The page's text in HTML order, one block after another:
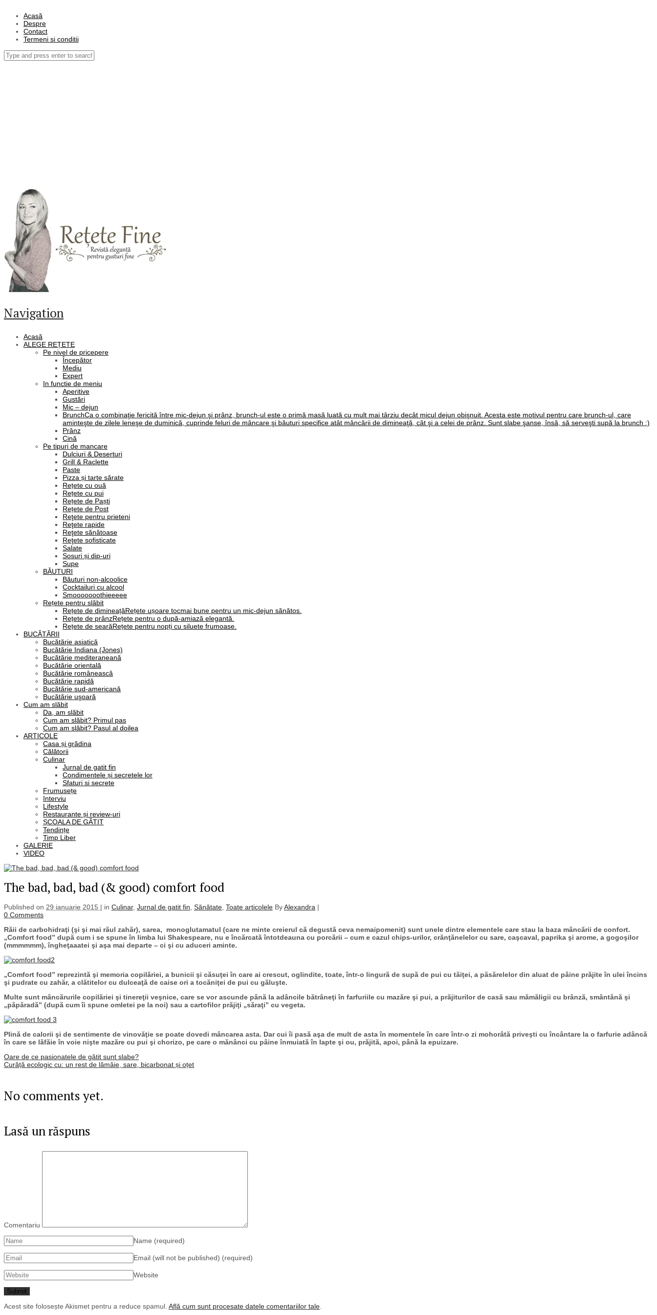
Acasă
Despre
Contact
Termeni si conditii
Navigation
Acasă
ALEGE REȚETE
Pe nivel de pricepere
Începător
Mediu
Expert
In functie de meniu
Aperitive
Gustări
Mic – dejun
BrunchCa o combinaţie fericită între mic-dejun şi prânz, brunch-ul este o primă masă luată cu mult mai târziu decât micul dejun obişnuit. Acesta este motivul pentru care brunch-ul, care
aminteşte de zilele leneşe de duminică, cuprinde feluri de mâncare şi băuturi specifice atât mâncării de dimineaţă, cât şi a celei de prânz. Sunt slabe şanse, însă, să serveşti supă la brunch :)
Prânz
Cină
Pe tipuri de mancare
Dulciuri & Deserturi
Grill & Raclette
Paste
Pizza și tarte sărate
Rețete cu ouă
Rețete cu pui
Rețete de Paști
Rețete de Post
Reţete pentru prieteni
Reţete rapide
Reţete sănătoase
Reţete sofisticate
Salate
Sosuri și dip-uri
Supe
BĂUTURI
Băuturi non-alcoolice
Cocktailuri cu alcool
Smooooooothieeeee
Rețete pentru slăbit
Rețete de dimineațăRețete ușoare tocmai bune pentru un mic-dejun sănătos.
Rețete de prânzRețete pentru o după-amiază elegantă.
Rețete de searăRețete pentru nopți cu siluete frumoase.
BUCĂTĂRII
Bucătărie asiatică
Bucătărie Indiana (Jones)
Bucătărie mediteraneană
Bucătărie orientală
Bucătărie românească
Bucătărie rapidă
Bucătărie sud-americană
Bucătărie uşoară
Cum am slăbit
Da, am slăbit
Cum am slăbit? Primul pas
Cum am slăbit? Pasul al doilea
ARTICOLE
Casa și grădina
Călătorii
Culinar
Jurnal de gatit fin
Condimentele și secretele lor
Sfaturi si secrete
Frumusețe
Interviu
Lifestyle
Restaurante și review-uri
ȘCOALA DE GĂTIT
Tendințe
Timp Liber
GALERIE
VIDEO
The bad, bad, bad (& good) comfort food
Published on 29 ianuarie 2015 | in Culinar, Jurnal de gatit fin Sănătate Toate articolele ByAlexandra |
0 Comments
Răii de carbohidraţi (şi şi mai răul zahăr), sarea, monoglutamatul (care ne minte creierul că degustă ceva nemaipomenit) sunt unele dintre elementele care stau la baza mâncării de confort.
„Comfort food” după cum i se spune în limba lui Shakespeare, nu e încărcată întotdeauna cu porcării – cum e cazul chips-urilor, crănţănelelor cu sare, caşcaval, paprika şi arome, a gogoşilor
(mmmmmm), îngheţaaatei şi aşa mai departe – ci şi cu aduceri aminte.
„Comfort food” reprezintă şi memoria copilăriei, a bunicii şi căsuţei în care ai crescut, oglindite, toate, într-o lingură de supă de pui cu tăiţei, a păsărelelor din aluat de pâine prăjite în ulei încins
şi pudrate cu zahăr, a clătitelor cu dulceaţă de caise ori a tocăniţei de pui cu găluşte.
Multe sunt mâncărurile copilăriei şi tinereţii veşnice, care se vor ascunde până la adâncile bătrâneţi în farfuriile cu mazăre şi pui, a prăjiturilor de casă sau mămăligii cu brânză, smântână şi
„păpăradă” (după cum îi spune omletei pe la noi) sau a cartofilor prăjiţi „săraţi” cu vegeta.
Plină de calorii şi de sentimente de vinovăţie se poate dovedi mâncarea asta. Dar cui îi pasă aşa de mult de asta în momentele în care într-o zi mohorâtă priveşti cu încântare la o farfurie adâncă
în care se lăfăie în voie nişte mazăre cu pui şi chorizo, pe care o mănânci cu pâine înmuiată în lapte şi ou, prăjită, apoi, până la epuizare.
Oare de ce pasionatele de gătit sunt slabe?
Curăță ecologic cu: un rest de lămâie, sare, bicarbonat și oțet
No comments yet.
Lasă un răspuns
Comentariu
Name (required)
Email (will not be published) (required)
Website
Acest site folosește Akismet pentru a reduce spamul. Află cum sunt procesate datele comentariilor tale